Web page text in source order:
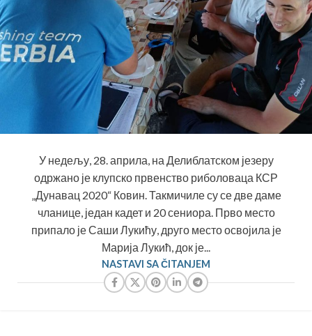
У недељу, 28. априла, на Делиблатском језеру
одржано је клупско првенство риболоваца КСР
„Дунавац 2020“ Ковин. Такмичиле су се две даме
чланице, један кадет и 20 сениора. Прво место
припало је Саши Лукићу, друго место освојила је
Марија Лукић, док је...
NASTAVI SA ČITANJEM